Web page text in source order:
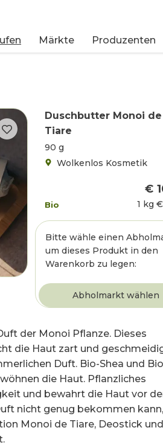
Märkte Produzenten
Duschbutter Monoi de
Tiare
90 g
Wolkenlos Kosmetik
Bio
€
1 kg €
Bitte wähle einen
um dieses Produkt in den
Warenkorb zu legen:
der Monoi Pflanze. Dieses
die Haut zart und
Duft. Bio-Shea und
die Haut. Pflanzliches
und bewahrt die Haut vor
nicht genug bekommen
Monoi de Tiare, Deostick und